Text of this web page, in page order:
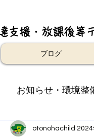
支援・放課後等
ブログ
お知らせ・環境整
otonohachild